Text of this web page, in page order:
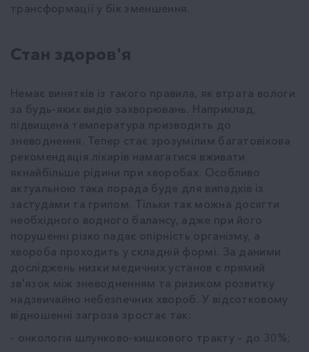
трансформації у бік зменшення.
Стан здоров'я
Немає винятків із такого правила, як втрата вологи
за будь-яких видів захворювань. Наприклад,
підвищена температура призводить до
зневоднення. Тепер стає зрозумілим багатовікова
рекомендація лікарів намагатися вживати
якнайбільше рідини при хворобах. Особливо
актуальною така порада буде для випадків із
застудами та грипом. Тільки так можна досягти
необхідного водного балансу, адже при його
порушенні різко падає опірність організму, а
хвороба проходить у складній формі. За даними
досліджень низки медичних установ є прямий
зв'язок між зневодненням та ризиком розвитку
надзвичайно небезпечних хвороб. У відсотковому
відношенні загроза зростає так:
- онкологія шлунково-кишкового тракту – до 30%;